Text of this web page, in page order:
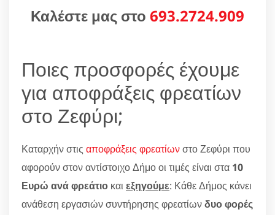
Καλέστε μας στο 693.2724.909
Ποιες προσφορές έχουμε
για αποφράξεις φρεατίων
στο Ζεφύρι;
Καταρχήν στις αποφράξεις φρεατίωνστο Ζεφύρι που
αφορούν στον αντίστοιχο Δήμο οι τιμές είναι στα 10
Ευρώ ανά φρεάτιο και εξηγούμε: Κάθε Δήμος κάνει
ανάθεση εργασιών συντήρησης φρεατίωνδυο φορές